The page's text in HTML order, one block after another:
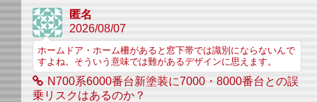
匿名
2026/08/07
ホームドア・ホーム柵があると窓下帯では識別にならないんで
すよね。そういう意味では難があるデザインに思えます。
N700系6000番台新塗装に7000・8000番台との誤
乗リスクはあるのか？